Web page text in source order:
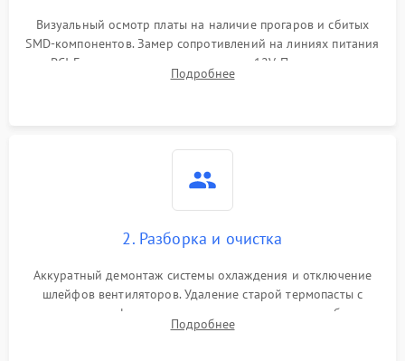
Визуальный осмотр платы на наличие прогаров и сбитых
SMD-компонентов. Замер сопротивлений на линиях питания
PCI-E и дополнительных разъемах 12V. Проверка на
короткое замыкание основных дросселей питания GPU и
Подробнее
2. Разборка и очистка
Аккуратный демонтаж системы охлаждения и отключение
шлейфов вентиляторов. Удаление старой термопасты с
кристалла графического чипа и термопрокладок с банок
памяти и зоны VRM. Очистка платы от пыли и окислов.
Подробнее